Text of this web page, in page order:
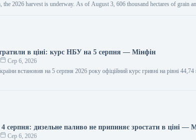
2026 harvest is underway. As of August 3, 606 thousand hectares of grain
в ціні: курс НБУ на 5 серпня — Мінфін
Сер 6, 2026
встановив на 5 серпня 2026 року офіційний курс гривні на рівні
4 серпня: дизельне паливо не припиняє зростати в ціні —
Сер 6, 2026